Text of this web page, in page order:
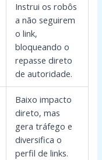
Instrui os robôs
a não seguirem
o link,
bloqueando o
repasse direto
de autoridade.
Baixo impacto
direto, mas
gera tráfego e
diversifica o
perfil de links.